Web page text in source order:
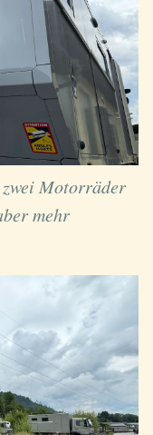
Motorräder
mehr